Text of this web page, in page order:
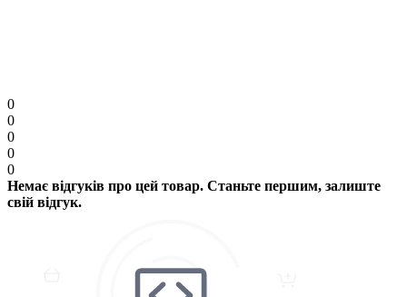
0
0
0
0
0
Немає відгуків про цей товар. Станьте першим, залиште
свій відгук.